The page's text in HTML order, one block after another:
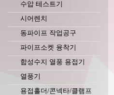
수압 테스트기
시어렌치
동파이프 작업공구
파이프소켓 융착기
합성수지 열풍 용접기
열풍기
용접홀더/콘넥타/클램프